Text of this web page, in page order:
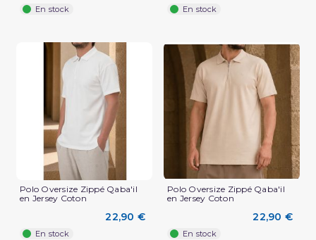
En stock En stock
Polo Oversize Zippé Qaba'il
en Jersey Coton
22,90 €
En stock
Polo Oversize Zippé Qaba'il
en Jersey Coton
22,90 €
En stock